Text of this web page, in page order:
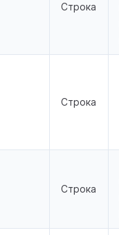
Строка
Строка
Строка